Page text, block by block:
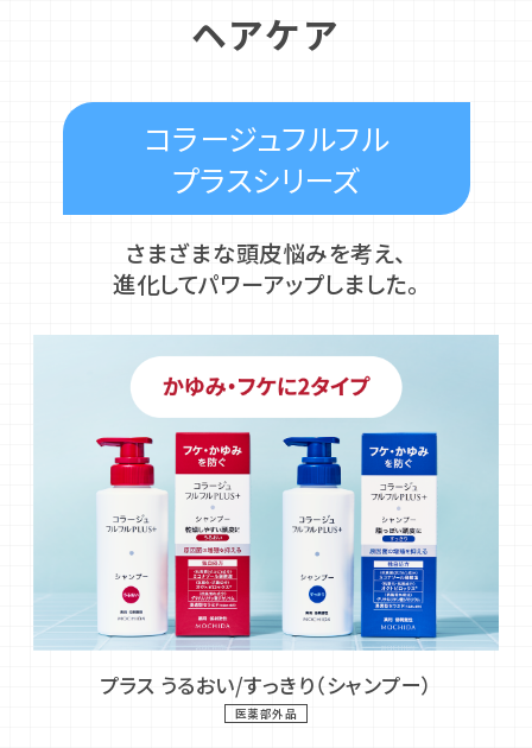
ヘアケア
コラージュフルフル
プラスシリーズ
さまざまな頭皮悩みを考え、
進化してパワーアップしました。
プラス うるおい/すっきり（シャンプー）
医薬部外品